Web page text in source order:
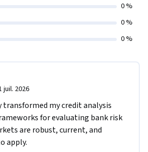
0 %
0 %
0 %
juil. 2026
my credit analysis
for evaluating bank risk
are robust, current, and
apply.